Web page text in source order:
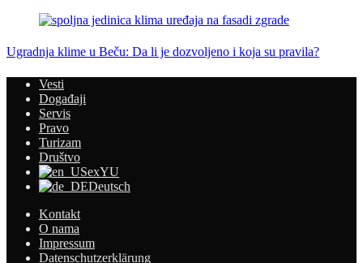
Ugradnja klime u Beču: Da li je dozvoljeno i koja su pravila?
Vesti
Događaji
Servis
Pravo
Turizam
Društvo
exYU
Deutsch
Kontakt
O nama
Impressum
Datenschutzerklärung